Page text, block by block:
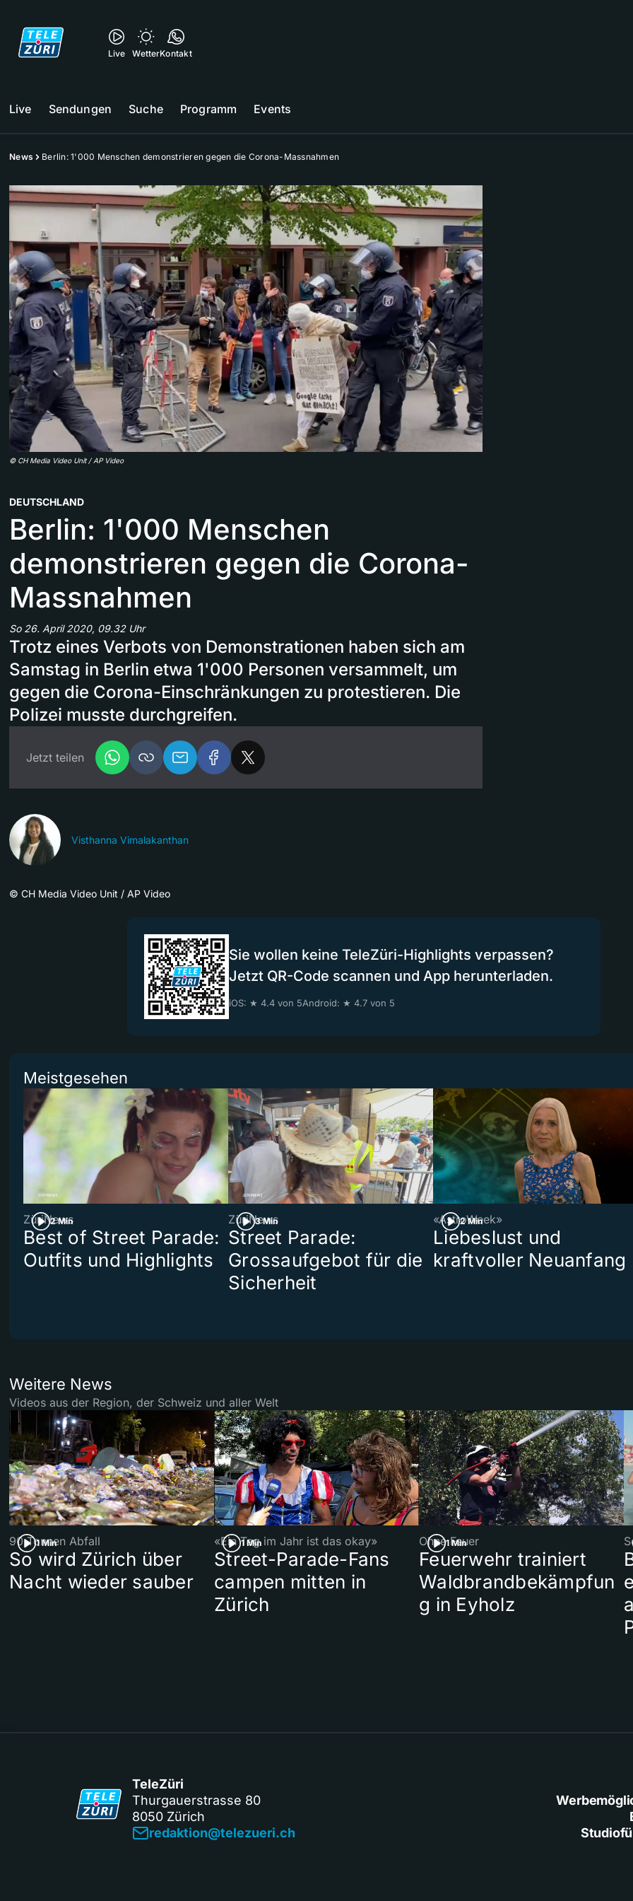
Live WetterKontakt
Live Sendungen Suche Programm Events
News Berlin: 1'000 Menschen demonstrieren gegen die Corona-Massnahmen
© CH Media Video Unit / AP Video
DEUTSCHLAND
Berlin: 1'000 Menschen
demonstrieren gegen die Corona-
Massnahmen
So 26. April 2020, 09.32 Uhr
Trotz eines Verbots von Demonstrationen haben sich am
Samstag in Berlin etwa 1'000 Personen versammelt, um
gegen die Corona-Einschränkungen zu protestieren. Die
Polizei musste durchgreifen.
Jetzt teilen
Visthanna Vimalakanthan
© CH Media Video Unit / AP Video
Sie wollen keine TeleZüri-Highlights verpassen?
Jetzt QR-Code scannen und App herunterladen.
iOS: ★ 4.4 von 5Android: ★ 4.7 von 5
Meistgesehen
2 Min
ZüriNews
Best of Street Parade:
Outfits und Highlights
3 Min
ZüriNews
Street Parade:
Grossaufgebot für die
Sicherheit
2 Min
«AstroWeek»
Liebeslust und
kraftvoller Neuanfang
Weitere News
Videos aus der Region, der Schweiz und aller Welt
1 Min
90 Tonnen Abfall
So wird Zürich über
Nacht wieder sauber
1 Min
«Ein Tag im Jahr ist das okay»
Street-Parade-Fans
campen mitten in
Zürich
1 Min
Ohne Feuer
Feuerwehr trainiert
Waldbrandbekämpfun
g in Eyholz
TeleZüri
Thurgauerstrasse 80
8050 Zürich
redaktion@telezueri.ch